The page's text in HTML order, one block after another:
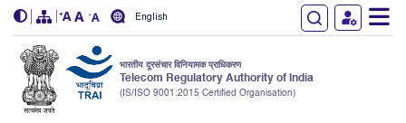
English
भारतीय दूरसंचार विनियामक प्राधिकरण
Telecom Regulatory Authority of India
(IS/ISO 9001:2015 Certified Organisation)